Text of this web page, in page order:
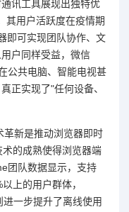
讯工具展现出独特优
其用户活跃度在疫情期
即可实现团队协作、文
户同样受益，微信
公共电脑、智能电视甚
正实现了"任何设备、
革新是推动浏览器即时
的成熟使得浏览器端
团队数据显示，支持
上的用户群体，
一步提升了离线使用